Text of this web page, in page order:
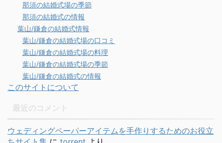
那須の結婚式場の季節
那須の結婚式の情報
葉山/鎌倉の結婚式情報
葉山/鎌倉の結婚式場の口コミ
葉山/鎌倉の結婚式場の料理
葉山/鎌倉の結婚式場の季節
葉山/鎌倉の結婚式の情報
このサイトについて
ウェディングペーパーアイテムを手作りするためのお役立